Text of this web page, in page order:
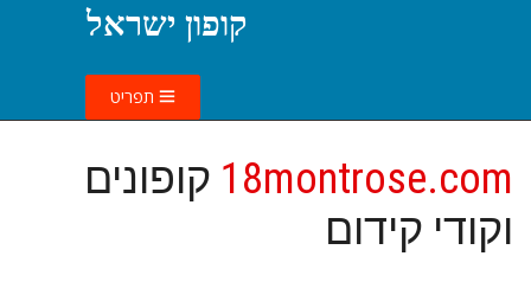
קופון ישראל
תפריט
18montrose.com קופונים
וקודי קידום